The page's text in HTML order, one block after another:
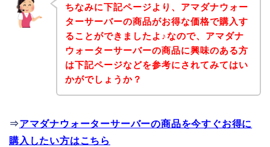
ちなみに下記ページより、アマダナウォー
ターサーバーの商品がお得な価格で購入す
ることができましたよ♪なので、アマダナ
ウォーターサーバーの商品に興味のある方
は下記ページなどを参考にされてみてはい
かがでしょうか？
⇒アマダナウォーターサーバーの商品を今すぐお得に
購入したい方はこちら